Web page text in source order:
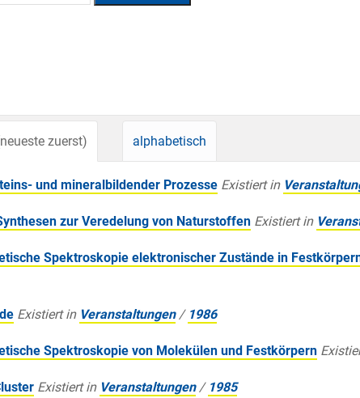
zuerst) alphabetisch
und mineralbildender Prozesse Existiert in
zur Veredelung von Naturstoffen Existiert in
Spektroskopie elektronischer Zustände in
Existiert in Veranstaltungen / 1986
Spektroskopie von Molekülen und Festkörpern
Existiert in Veranstaltungen / 1985